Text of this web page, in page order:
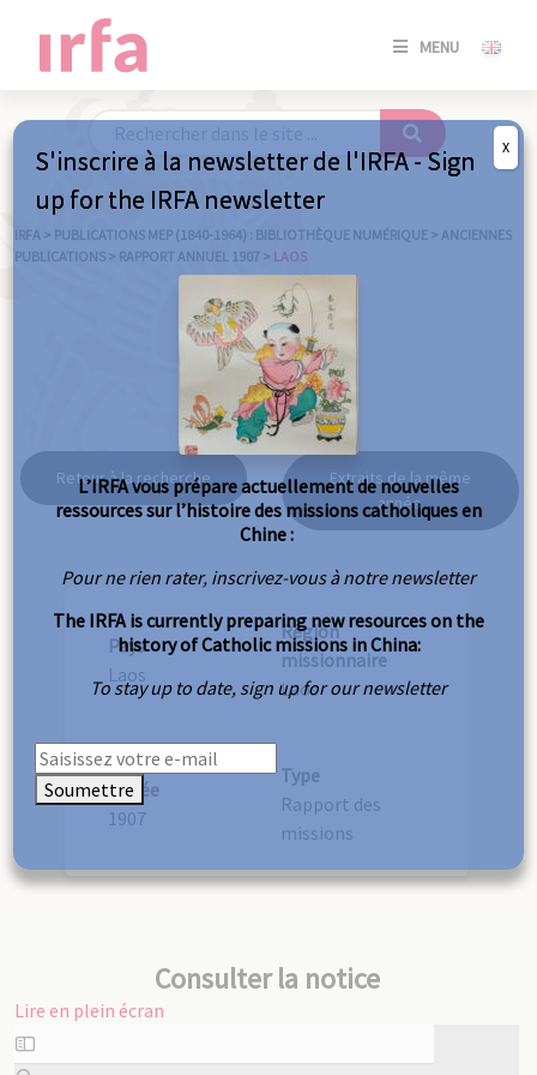
MENU
SE
/
IRFA > PUBLICATIONS MEP (1840-1964) : BIBLIOTHÈQUE NUMÉRIQUE > ANCIENNES
PUBLICATIONS > RAPPORT ANNUEL 1907 > LAOS
Laos
Retour à la recherche
Extraits de la même
année
Pays
Laos
Région
missionnaire
Laos
Année
1907
Type
Rapport des
missions
Consulter la notice
Lire en plein écran
Aller
au
S'inscrire à la newsletter de l'IRFA - Sign
up for the IRFA newsletter
L’IRFA vous prépare actuellement de nouvelles
ressources sur l’histoire des missions catholiques en
Chine :
Pour ne rien rater, inscrivez-vous à notre newsletter
The IRFA is currently preparing new resources on the
history of Catholic missions in China:
To stay up to date, sign up for our newsletter
Soumettre
X